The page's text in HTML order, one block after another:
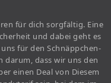
für dich sorgfältig. Eine
und dabei geht es
für den Schnäppchen-
darum, dass wir uns den
einen Deal von Diesem